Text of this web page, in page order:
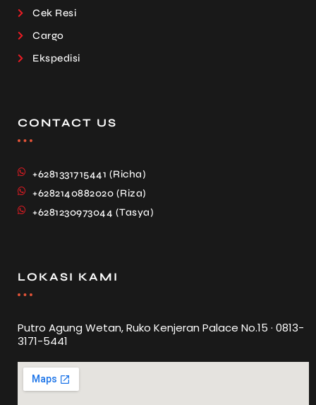
Cek Resi
Cargo
Ekspedisi
CONTACT US
+6281331715441 (Richa)
+6282140882020 (Riza)
+6281230973044 (Tasya)
LOKASI KAMI
Putro Agung Wetan, Ruko Kenjeran Palace No.15 · 0813-
3171-5441